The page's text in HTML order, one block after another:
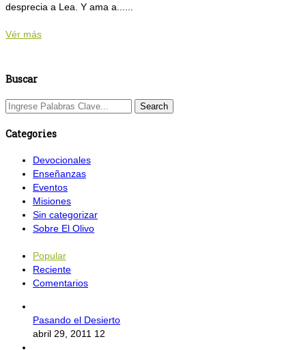
desprecia a Lea. Y ama a......
Vér más
Buscar
Categories
Devocionales
Enseñanzas
Eventos
Misiones
Sin categorizar
Sobre El Olivo
Popular
Reciente
Comentarios
Pasando el Desierto
abril 29, 2011 12